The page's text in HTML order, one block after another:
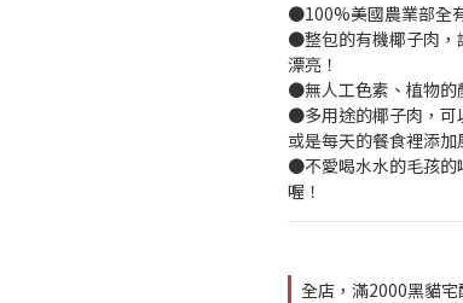
●100%美國農業部全
●整包的有機椰子肉，
漂亮！
●無人工色素、植物的
●多用途的椰子肉，可
或是每天的餐食裡添
●不愛喝水水的毛孩的
喔！
全店，滿2000黑貓